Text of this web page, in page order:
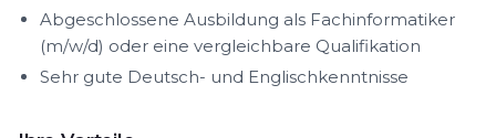
Abgeschlossene Ausbildung als Fachinformatiker
(m/w/d) oder eine vergleichbare Qualifikation
Sehr gute Deutsch- und Englischkenntnisse